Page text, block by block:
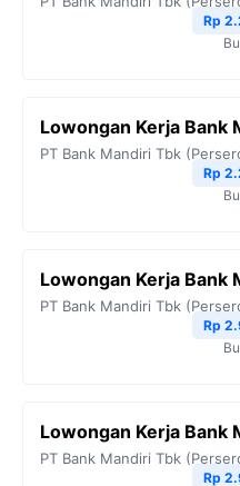
Rp
Lowongan Kerja Bank
PT Bank Mandiri Tbk
Rp
Lowongan Kerja Bank
PT Bank Mandiri Tbk
Rp
Lowongan Kerja Bank
PT Bank Mandiri Tbk
Rp